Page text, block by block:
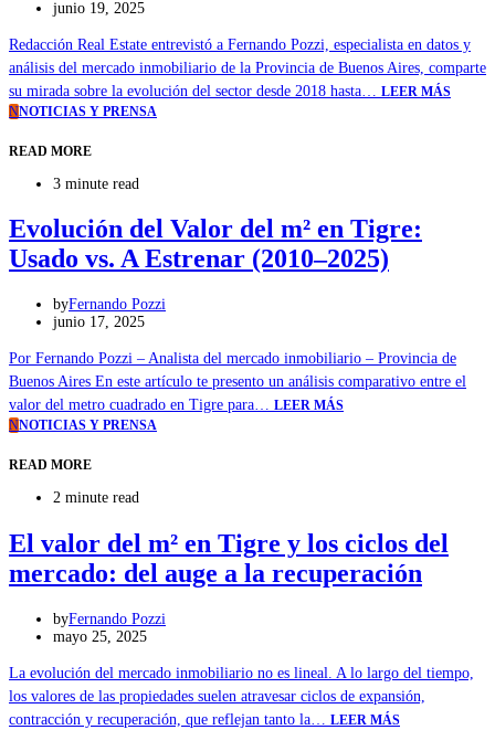
junio 19, 2025
Redacción Real Estate entrevistó a Fernando Pozzi, especialista en datos y
análisis del mercado inmobiliario de la Provincia de Buenos Aires, comparte
su mirada sobre la evolución del sector desde 2018 hasta… LEER MÁS
NNOTICIAS Y PRENSA
READ MORE
3 minute read
Evolución del Valor del m² en Tigre:
Usado vs. A Estrenar (2010–2025)
byFernando Pozzi
junio 17, 2025
Por Fernando Pozzi – Analista del mercado inmobiliario – Provincia de
Buenos Aires En este artículo te presento un análisis comparativo entre el
valor del metro cuadrado en Tigre para… LEER MÁS
NNOTICIAS Y PRENSA
READ MORE
2 minute read
El valor del m² en Tigre y los ciclos del
mercado: del auge a la recuperación
byFernando Pozzi
mayo 25, 2025
La evolución del mercado inmobiliario no es lineal. A lo largo del tiempo,
los valores de las propiedades suelen atravesar ciclos de expansión,
contracción y recuperación, que reflejan tanto la… LEER MÁS